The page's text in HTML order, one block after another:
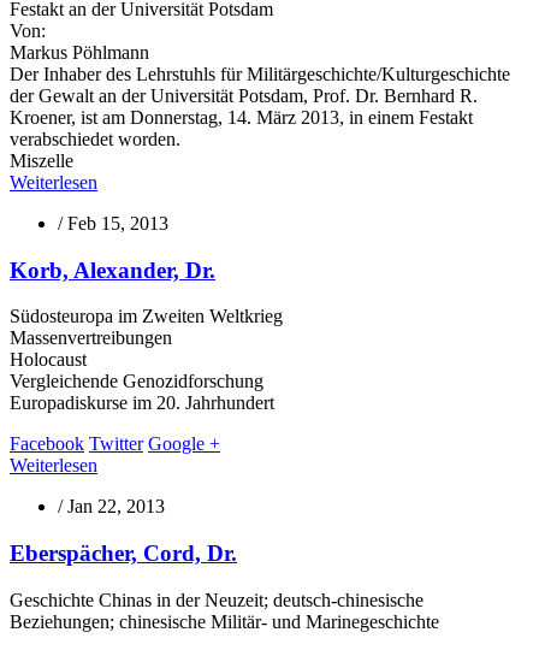
Festakt an der Universität Potsdam
Von:
Markus Pöhlmann
Der Inhaber des Lehrstuhls für Militärgeschichte/Kulturgeschichte
der Gewalt an der Universität Potsdam, Prof. Dr. Bernhard R.
Kroener, ist am Donnerstag, 14. März 2013, in einem Festakt
verabschiedet worden.
Miszelle
Weiterlesen
/ Feb 15, 2013
Korb, Alexander, Dr.
Südosteuropa im Zweiten Weltkrieg
Massenvertreibungen
Holocaust
Vergleichende Genozidforschung
Europadiskurse im 20. Jahrhundert
Facebook Twitter Google +
Weiterlesen
/ Jan 22, 2013
Eberspächer, Cord, Dr.
Geschichte Chinas in der Neuzeit; deutsch-chinesische
Beziehungen; chinesische Militär- und Marinegeschichte